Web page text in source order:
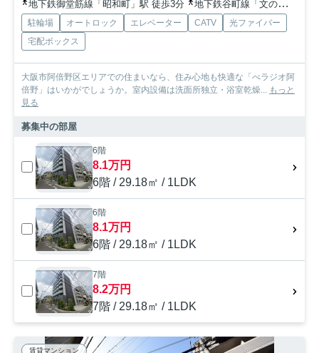
地下鉄御堂筋線「昭和町」駅 徒歩3分
地下鉄谷町線「文の里」駅 徒歩9分
駐輪場 オートロック エレベーター CATV
光ファイバー
宅配ボックス
大阪市阿倍野区エリアでの住まいなら、住み心地も快適な「べラジオ阿
倍野」はいかがでしょうか。室内設備は洗面所独立・浴室乾燥...
もっと
見る
募集中の部屋
6階
8.1万円
6階 / 29.18㎡ / 1LDK
6階
8.1万円
6階 / 29.18㎡ / 1LDK
7階
8.2万円
7階 / 29.18㎡ / 1LDK
賃貸マンション